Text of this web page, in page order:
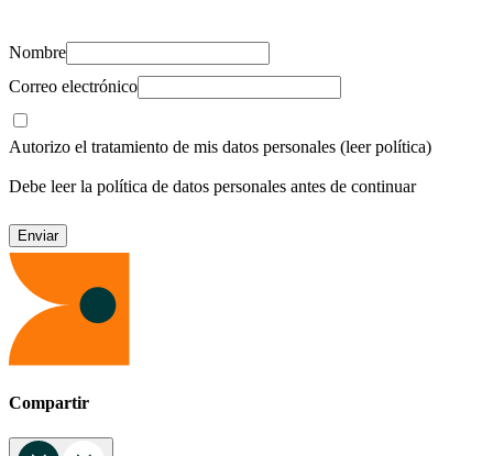
Nombre
Correo electrónico
Autorizo el tratamiento de mis datos personales (leer política)
Debe leer la política de datos personales antes de continuar
Compartir